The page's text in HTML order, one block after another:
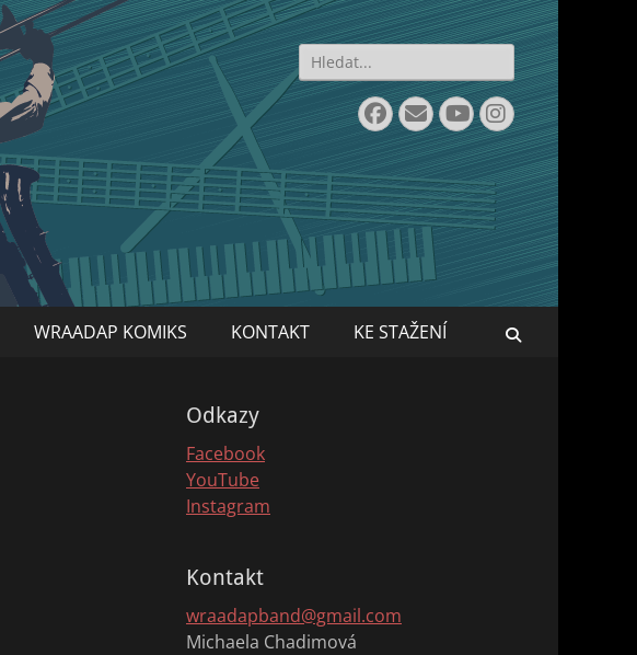
Search
for:
Facebook
EmailYouTube
Instagram
WRAADAP KOMIKS KONTAKT KE STAŽENÍ
Odkazy
Facebook
YouTube
Instagram
Kontakt
wraadapband@gmail.com
Michaela Chadimová